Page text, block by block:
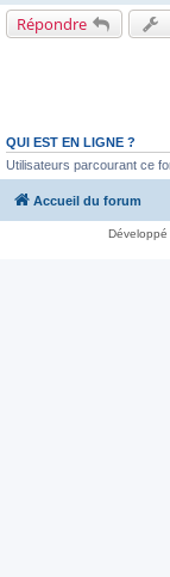
Répondre
QUI EST EN LIGNE ?
Utilisateurs parcourant ce
Accueil du forum